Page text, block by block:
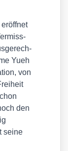
Yueh
von
den
sei­ne